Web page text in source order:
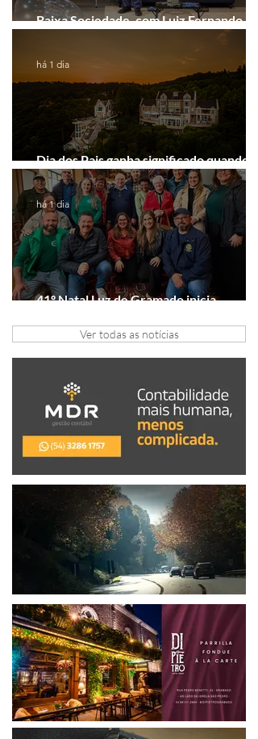
Baixa Sociedade, com Luiz Fernando
Guimarães, chega a Novo Hamburgo
Dia dos Pais ganha significado quando o
presente é viver experiências juntos
há 1 dia
41º Natal Luz de Gramado inicia
há 1 dia
Ver todas as notícias